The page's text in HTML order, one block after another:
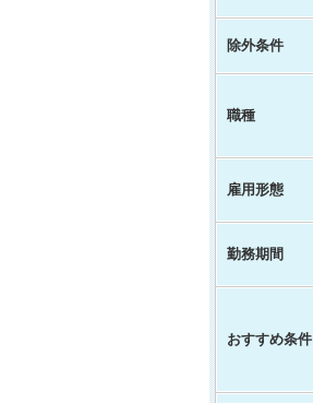
除外条件
職種
雇用形態
勤務期間
おすすめ条件